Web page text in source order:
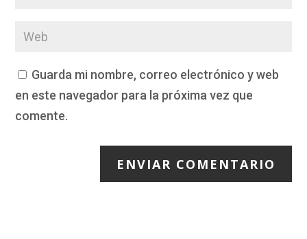
Guarda mi nombre, correo electrónico y web
en este navegador para la próxima vez que
comente.
ENVIAR COMENTARIO